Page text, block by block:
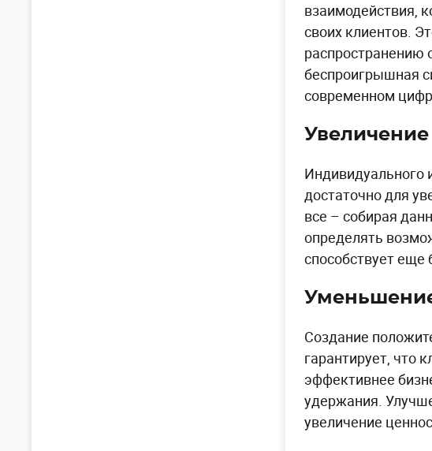
взаимодействия,
своих клиентов.
распространению
беспроигрышная
современном
Индивидуального
достаточно для
все – собирая
определять
способствует
Создание
гарантирует, что
эффективнее
удержания.
увеличение